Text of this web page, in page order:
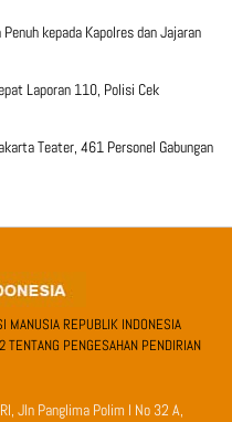
kepada Kapolres dan Jajaran
Laporan 110, Polisi Cek
Teater, 461 Personel Gabungan
MANUSIA REPUBLIK INDONESIA
PENGESAHAN PENDIRIAN
Jln Panglima Polim I No 32 A,